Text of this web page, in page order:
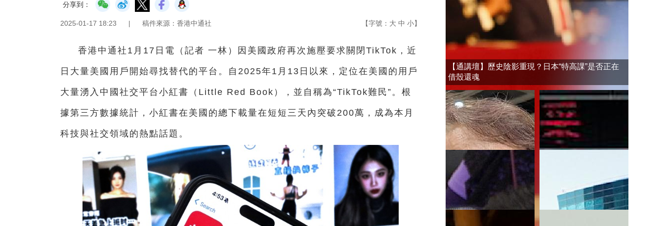
分享到：
2025-01-17 18:23 | 稿件來源：香港中通社 【字號： 大 中 小】
香港中通社1月17日電（ 記者 一林 ） 因美國政府再次施壓要求關閉TikTok，近
日大量美國用戶開始尋找替代的平台。自2025年1月13日以來，定位在美國的用戶
大量湧入中國社交平台小紅書（Little Red Book），並自稱為“TikTok難民”。根
據第三方數據統計，小紅書在美國的總下載量在短短三天內突破200萬，成為本月
科技與社交領域的熱點話題。
【通講壇】歷史陰影重現？日本“特高課”是否正在
借殼還魂